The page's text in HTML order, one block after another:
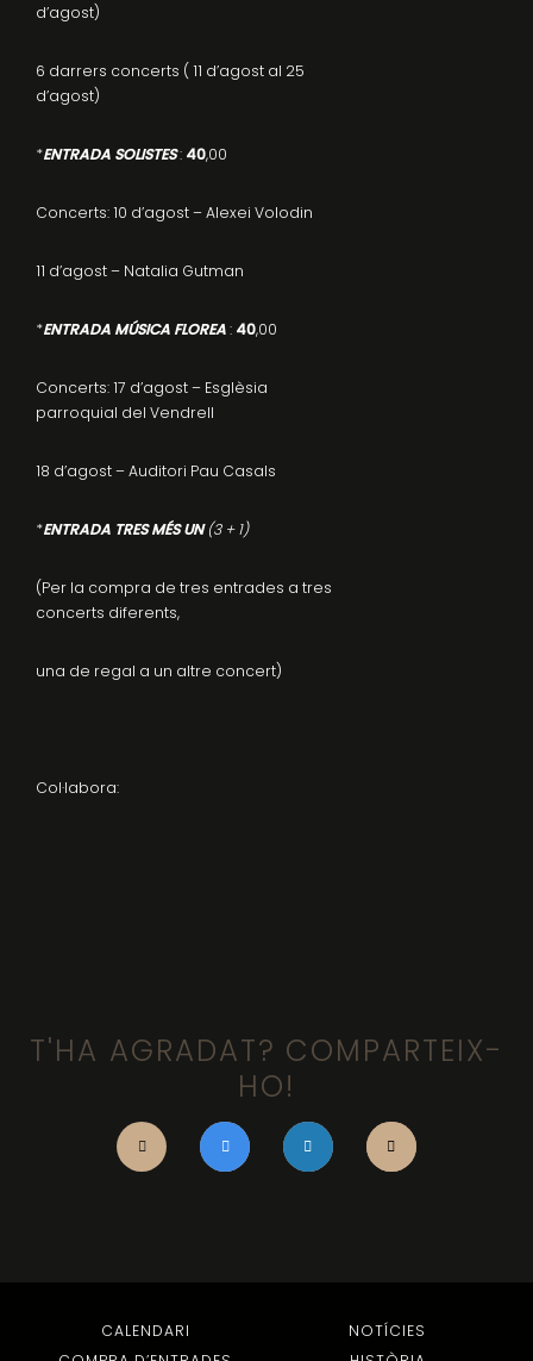
d’agost)
6 darrers concerts ( 11 d’agost al 25
d’agost)
*ENTRADA SOLISTES: 40,00
Concerts: 10 d’agost – Alexei Volodin
11 d’agost – Natalia Gutman
*ENTRADA MÚSICA FLOREA: 40,00
Concerts: 17 d’agost – Esglèsia
parroquial del Vendrell
18 d’agost – Auditori Pau Casals
*ENTRADA TRES MÉS UN(3 + 1)
(Per la compra de tres entrades a tres
concerts diferents,
una de regal a un altre concert)
Col·labora:
T'HA AGRADAT? COMPARTEIX-
HO!
CALENDARI
NOTÍCIES